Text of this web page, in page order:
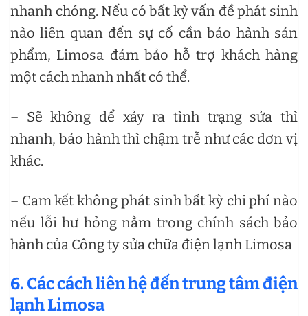
nhanh chóng. Nếu có bất kỳ vấn đề phát sinh
nào liên quan đến sự cố cần bảo hành sản
phẩm, Limosa đảm bảo hỗ trợ khách hàng
một cách nhanh nhất có thể.
– Sẽ không để xảy ra tình trạng sửa thì
nhanh, bảo hành thì chậm trễ như các đơn vị
khác.
– Cam kết không phát sinh bất kỳ chi phí nào
nếu lỗi hư hỏng nằm trong chính sách bảo
hành của Công ty sửa chữa điện lạnh Limosa
6. Các cách liên hệ đến trung tâm điện
lạnh Limosa